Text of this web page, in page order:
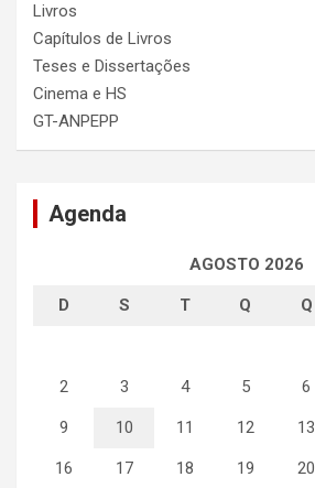
Livros
Capítulos de Livros
Teses e Dissertações
Cinema e HS
GT-ANPEPP
Agenda
AGOSTO 2026
D S T Q Q
2 3 4 5 6
9 10 11 12 13
16 17 18 19 20